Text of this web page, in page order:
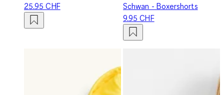
25.95 CHF
Schwan - Boxershorts
9.95 CHF